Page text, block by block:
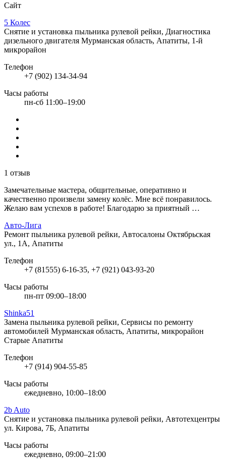
Сайт
5 Колес
Снятие и установка пыльника рулевой рейки, Диагностика
дизельного двигателя Мурманская область, Апатиты, 1-й
микрорайон
Телефон
+7 (902) 134-34-94
Часы работы
пн-сб 11:00–19:00
1 отзыв
Замечательные мастера, общительные, оперативно и
качественно произвели замену колёс. Мне всё понравилось.
Желаю вам успехов в работе! Благодарю за приятный …
Авто-Лига
Ремонт пыльника рулевой рейки, Автосалоны Октябрьская
ул., 1А, Апатиты
Телефон
+7 (81555) 6-16-35, +7 (921) 043-93-20
Часы работы
пн-пт 09:00–18:00
Shinka51
Замена пыльника рулевой рейки, Сервисы по ремонту
автомобилей Мурманская область, Апатиты, микрорайон
Старые Апатиты
Телефон
+7 (914) 904-55-85
Часы работы
ежедневно, 10:00–18:00
2b Auto
Снятие и установка пыльника рулевой рейки, Автотехцентры
ул. Кирова, 7Б, Апатиты
Часы работы
ежедневно, 09:00–21:00